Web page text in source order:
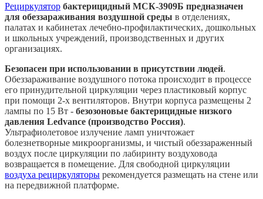
Рециркулятор бактерицидный МСК-3909Б предназначен
для обеззараживания воздушной среды в отделениях,
палатах и кабинетах лечебно-профилактических, дошкольных
и школьных учреждений, производственных и других
организациях.
Безопасен при использовании в присутствии людей.
Обеззараживание воздушного потока происходит в процессе
его принудительной циркуляции через пластиковый корпус
при помощи 2-х вентиляторов. Внутри корпуса размещены 2
лампы по 15 Вт - безозоновые бактерицидные низкого
давления Ledvance (производство Россия).
Ультрафиолетовое излучение ламп уничтожает
болезнетворные микроорганизмы, и чистый обеззараженный
воздух после циркуляции по лабиринту воздуховода
возвращается в помещение. Для свободной циркуляции
воздуха рециркуляторы рекомендуется размещать на стене или
на передвижной платформе.